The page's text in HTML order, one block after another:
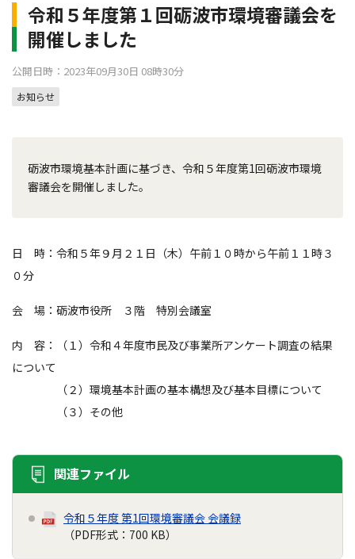
令和５年度第１回砺波市環境審議会を
開催しました
公開日時：2023年09月30日 08時30分
お知らせ
砺波市環境基本計画に基づき、令和５年度第1回砺波市環境
審議会を開催しました。
日 時：令和５年９月２１日（木）午前１０時から午前１１時３
０分
会 場：砺波市役所 ３階 特別会議室
内 容：（１）令和４年度市民及び事業所アンケート調査の結果
について
（２）環境基本計画の基本構想及び基本目標について
（３）その他
関連ファイル
令和５年度 第1回環境審議会 会議録
（PDF形式：700 KB）